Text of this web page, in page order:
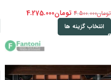
تومان4.500.000 تومان4.275.000
انتخاب گزینه ها